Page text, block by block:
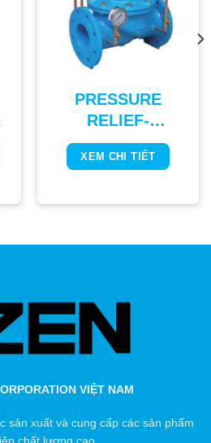
PRESSURE
RELIEF-
SUSTAINING
VALVE
XEM CHI TIẾT
VIỆT NAM
sản xuất và cung cấp các sản phẩm
chất lượng cao.